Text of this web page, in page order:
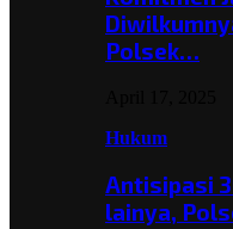
Polsek…
Hukum
Antisipasi
lainya,